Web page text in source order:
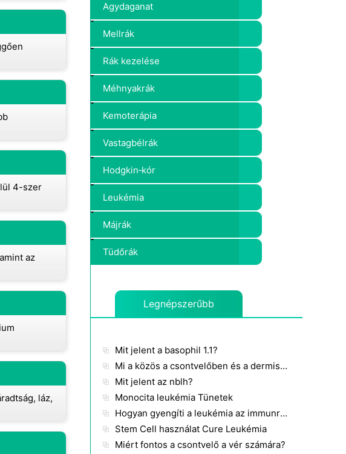
4-szer
az
láz,
Agydaganat
Mellrák
Rák kezelése
Méhnyakrák
Kemoterápia
Vastagbélrák
Hodgkin‑kór
Leukémia
Májrák
Tüdőrák
Mezotelióma
Egyéb daganatok
Petefészekrák
Hasnyálmirigyrák
Prosztatarák
Legnépszerűbb
Mit jelent a basophil 1.1?
Mi a közös a csontvelőben és a dermiszben?
Mit jelent az nblh?
Monocita leukémia Tünetek
Hogyan gyengíti a leukémia az immunrendszert?
Stem Cell használat Cure Leukémia
Miért fontos a csontvelő a vér számára?